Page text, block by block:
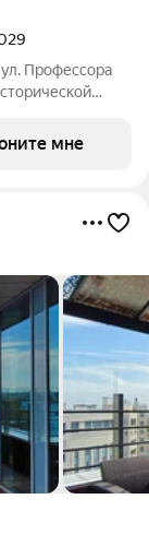
В пешей
мне